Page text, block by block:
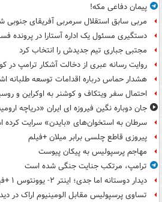
پیمان دفاعی مکه!
مربی سابق استقلال سرمربی آفریقای جنوبی
دستگیری مسئول یک اداره آستارا در پرونده
مجتبی جباری تیم جدیدش را انتخاب کرد
روایت رسانه عبری از دخالت آشکار ترامپ در
هشدار حماس درباره اقدامات توسعه طلبانه
احتمال سفر ویتکاف و کوشنر به اوکراین و
جان دوباره نگین فیروزه ای ایران «دریاچه
سرطان به استخوان‌های «بایدن» سرایت کرده
پیروزی قاطع چلسی برابر میلان +فیلم
مهاجم پرسپولیس به پیکان پیوست
ترامپ، مرتکب جنایت جنگی شده است
دیدار دوستانه اما جدی؛ اینتر ۲- یوونتوس ۱ +فیلم
تساوی پرسپولیس مقابل الومینیوم اراک در